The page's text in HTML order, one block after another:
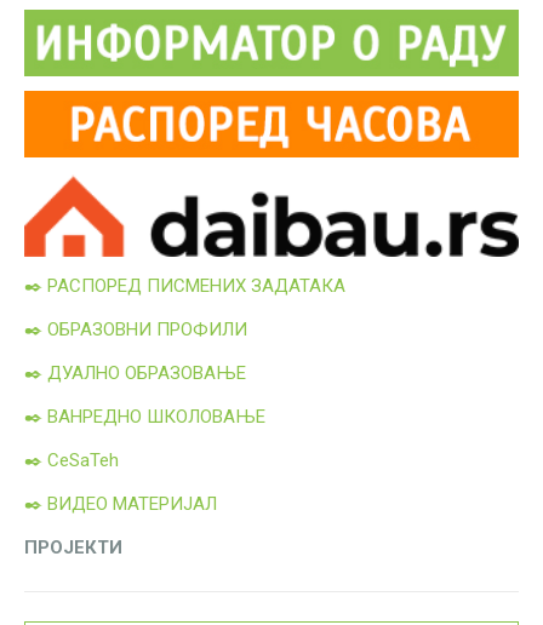
✒️ РАСПОРЕД ПИСМЕНИХ ЗАДАТАКА
✒️ ОБРАЗОВНИ ПРОФИЛИ
✒️ ДУАЛНО ОБРАЗОВАЊЕ
✒️ ВАНРЕДНО ШКОЛОВАЊЕ
✒️ CeSaTeh
✒️ ВИДЕО МАТЕРИЈАЛ
ПРОЈЕКТИ